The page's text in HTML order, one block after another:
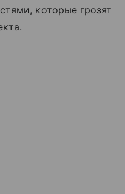
которые грозят